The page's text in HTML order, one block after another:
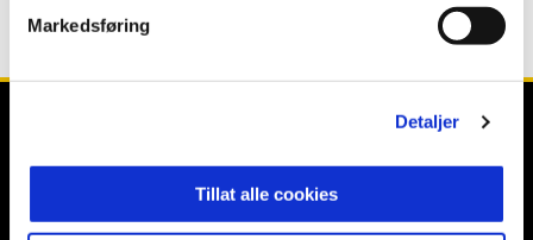
Markedsføring
Detaljer
Tillat alle cookies